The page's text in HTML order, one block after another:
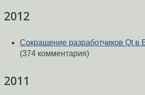
2012
Сокращение разработчиков Qt в
(374 комментария)
2011